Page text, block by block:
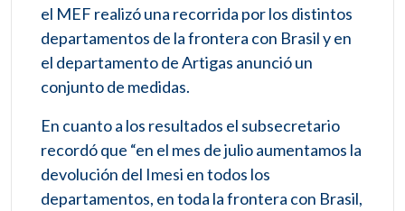
el MEF realizó una recorrida por los distintos
departamentos de la frontera con Brasil y en
el departamento de Artigas anunció un
conjunto de medidas.
En cuanto a los resultados el subsecretario
recordó que “en el mes de julio aumentamos la
devolución del Imesi en todos los
departamentos, en toda la frontera con Brasil,